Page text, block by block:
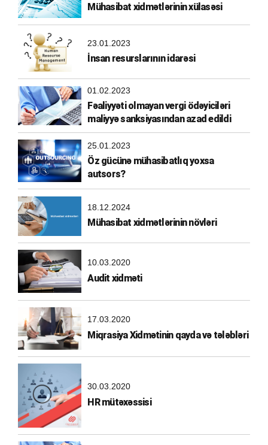
Mühasibat xidmətlərinin xülasəsi
23.01.2023
İnsan resurslarının idarəsi
01.02.2023
Fəaliyyəti olmayan vergi ödəyiciləri
maliyyə sanksiyasından azad edildi
25.01.2023
Öz gücünə mühasibatlıq yoxsa
autsors?
18.12.2024
Mühasibat xidmətlərinin növləri
10.03.2020
Audit xidməti
17.03.2020
Miqrasiya Xidmətinin qayda və tələbləri
30.03.2020
HR mütəxəssisi